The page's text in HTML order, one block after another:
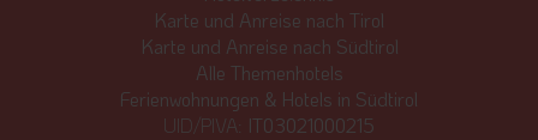
Karte und Anreise nach Tirol
Karte und Anreise nach Südtirol
Alle Themenhotels
Ferienwohnungen & Hotels in Südtirol
UID/PIVA: IT03021000215